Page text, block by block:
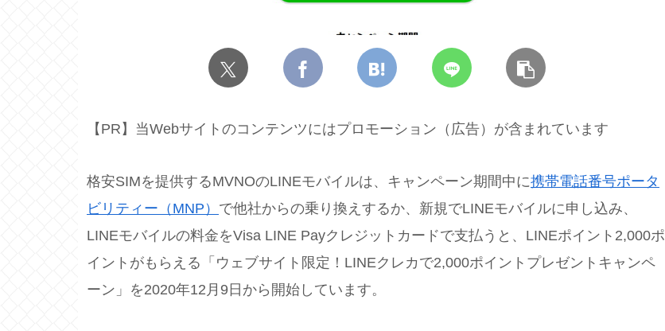
【PR】当Webサイトのコンテンツにはプロモーション（広告）が含まれています
格安SIMを提供するMVNOのLINEモバイルは、キャンペーン期間中に携帯電話番号ポータ
ビリティー（MNP） で他社からの乗り換えするか、新規でLINEモバイルに申し込み、
LINEモバイルの料金をVisa LINE Payクレジットカードで支払うと、LINEポイント2,000ポ
イントがもらえる「ウェブサイト限定！LINEクレカで2,000ポイントプレゼントキャンペ
ーン」を2020年12月9日から開始しています。